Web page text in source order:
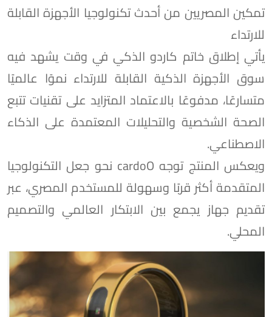
تمكين المصريين من أحدث تكنولوجيا الأجهزة القابلة
للارتداء
يأتي إطلاق خاتم كاردو الذكي في وقت يشهد فيه
سوق الأجهزة الذكية القابلة للارتداء نموًا عالميًا
متسارعًا، مدفوعًا بالاعتماد المتزايد على تقنيات تتبع
الصحة الشخصية والتحليلات المعتمدة على الذكاء
الاصطناعي.
ويعكس المنتج توجه cardoO نحو جعل التكنولوجيا
المتقدمة أكثر قربًا وسهولة للمستخدم المصري، عبر
تقديم جهاز يجمع بين الابتكار العالمي والتصميم
المحلي.